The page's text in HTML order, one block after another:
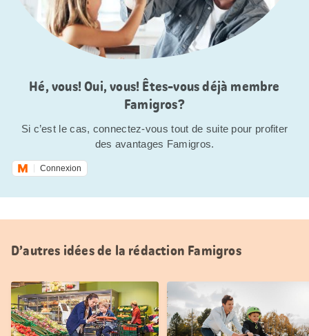
Hé, vous! Oui, vous! Êtes-vous déjà membre
Famigros?
Si c’est le cas, connectez-vous tout de suite pour profiter
des avantages Famigros.
Connexion
D’autres idées de la rédaction Famigros